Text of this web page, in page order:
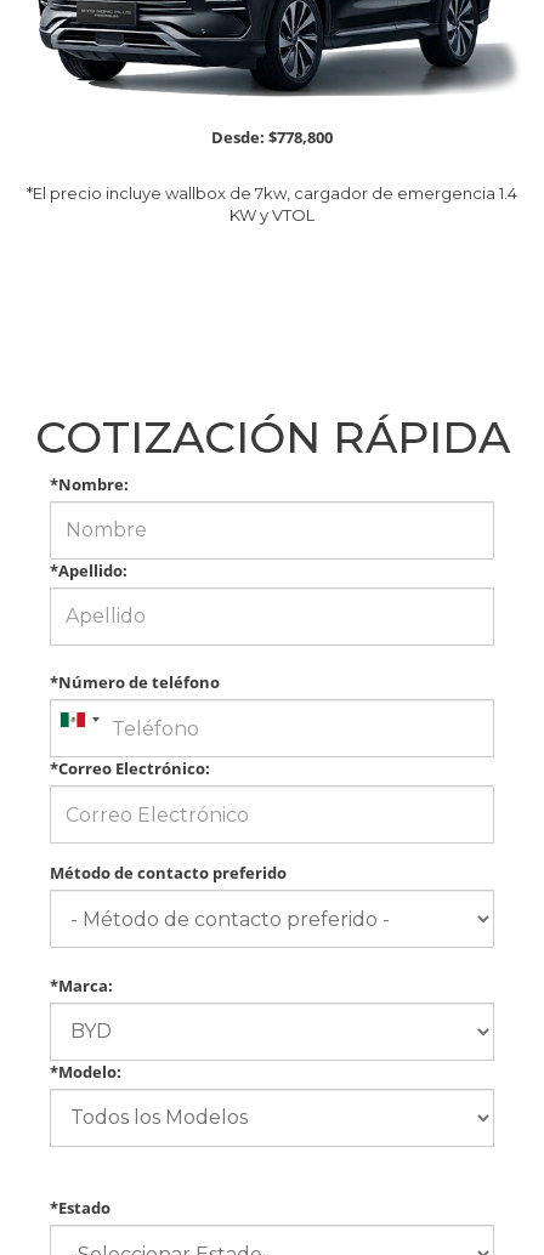
Desde: $778,800
*El precio incluye wallbox de 7kw, cargador de emergencia 1.4
KW y VTOL
COTIZACIÓN RÁPIDA
*Nombre:
*Apellido:
*Número de teléfono
*Correo Electrónico:
Método de contacto preferido
*Marca:
*Modelo:
*Estado